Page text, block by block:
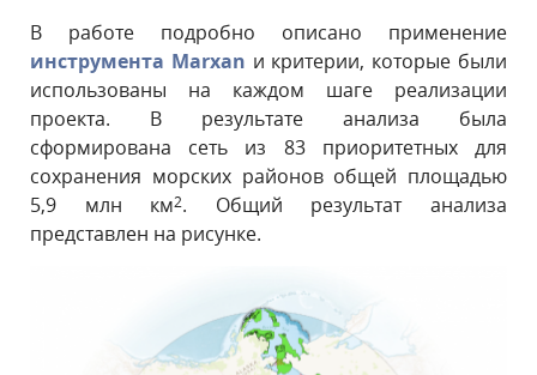
В работе подробно описано применение
инструмента Marxan и критерии, которые были
использованы на каждом шаге реализации
проекта. В результате анализа была
сформирована сеть из 83 приоритетных для
сохранения морских районов общей площадью
5,9 млн км2. Общий результат анализа
представлен на рисунке.